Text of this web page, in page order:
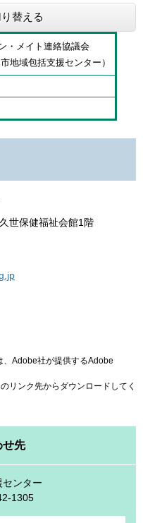
替える
・メイト連絡協議会
包括支援センター）
世保健福祉会館1階
、Adobe社が提供するAdobe
リンク先からダウンロードしてく
せ先
ンター
1305